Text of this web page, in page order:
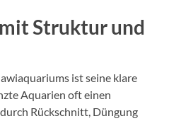
Struktur und
ist seine klare
Aquarien oft einen
Rückschnitt, Düngung